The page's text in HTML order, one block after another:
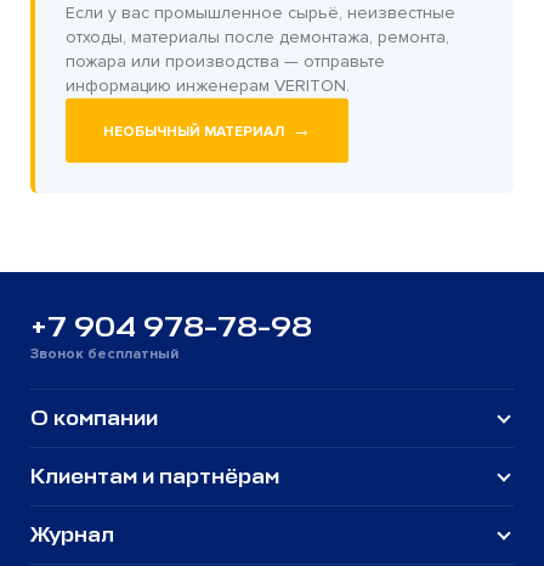
Если у вас промышленное сырьё, неизвестные
отходы, материалы после демонтажа, ремонта,
пожара или производства — отправьте
информацию инженерам VERITON.
НЕОБЫЧНЫЙ МАТЕРИАЛ →
+7 904 978-78-98
Звонок бесплатный
О компании
Клиентам и партнёрам
Журнал